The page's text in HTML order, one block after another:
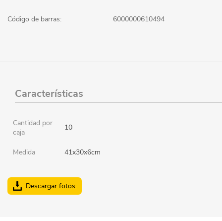
Código de barras: 6000000610494
Características
Cantidad por
caja
10
Medida 41x30x6cm
Descargar fotos